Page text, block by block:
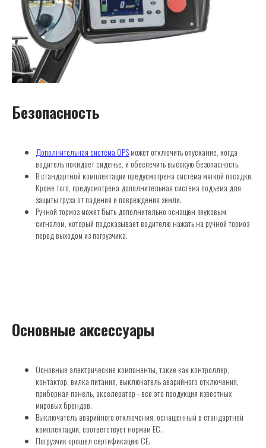
Безопасность
Дополнительная система OPSможет отключить опускание, когда
водитель покидает сиденье, и обеспечить высокую безопасность.
В стандартной комплектации предусмотрена система мягкой посадки.
Кроме того, предусмотрена дополнительная система подъема для
защиты груза от падения и повреждения земли.
Ручной тормоз может быть дополнительно оснащен звуковым
сигналом, который подсказывает водителю нажать на ручной тормоз
перед выходом из погрузчика.
Основные аксессуары
Основные электрические компоненты, такие как контроллер,
контактор, вилка питания, выключатель аварийного отключения,
приборная панель, акселератор - все это продукция известных
мировых брендов.
Выключатель аварийного отключения, оснащенный в стандартной
комплектации, соответствует нормам ЕС.
Погрузчик прошел сертификацию CE.